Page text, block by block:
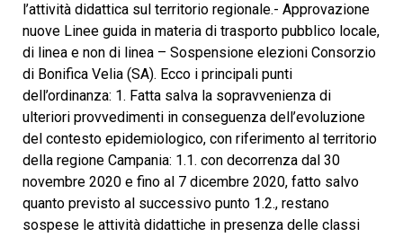
l’attività didattica sul territorio regionale.- Approvazione
nuove Linee guida in materia di trasporto pubblico locale,
di linea e non di linea – Sospensione elezioni Consorzio
di Bonifica Velia (SA). Ecco i principali punti
dell’ordinanza: 1. Fatta salva la sopravvenienza di
ulteriori provvedimenti in conseguenza dell’evoluzione
del contesto epidemiologico, con riferimento al territorio
della regione Campania: 1.1. con decorrenza dal 30
novembre 2020 e fino al 7 dicembre 2020, fatto salvo
quanto previsto al successivo punto 1.2., restano
sospese le attività didattiche in presenza delle classi